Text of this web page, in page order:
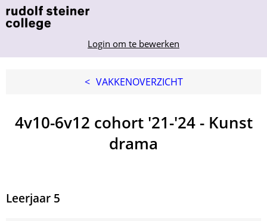
Login om te bewerken
< VAKKENOVERZICHT
4v10-6v12 cohort '21-'24 - Kunst
drama
Leerjaar 5